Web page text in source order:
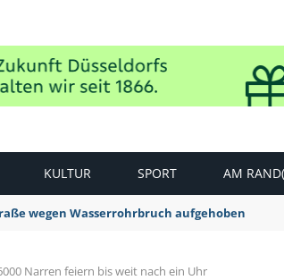
KULTUR SPORT AM
wegen Wasserrohrbruch aufgehoben
Narren feiern bis weit nach ein Uhr